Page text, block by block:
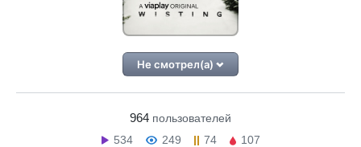
Не смотрел(а)
964 пользователей
534
249 74 107